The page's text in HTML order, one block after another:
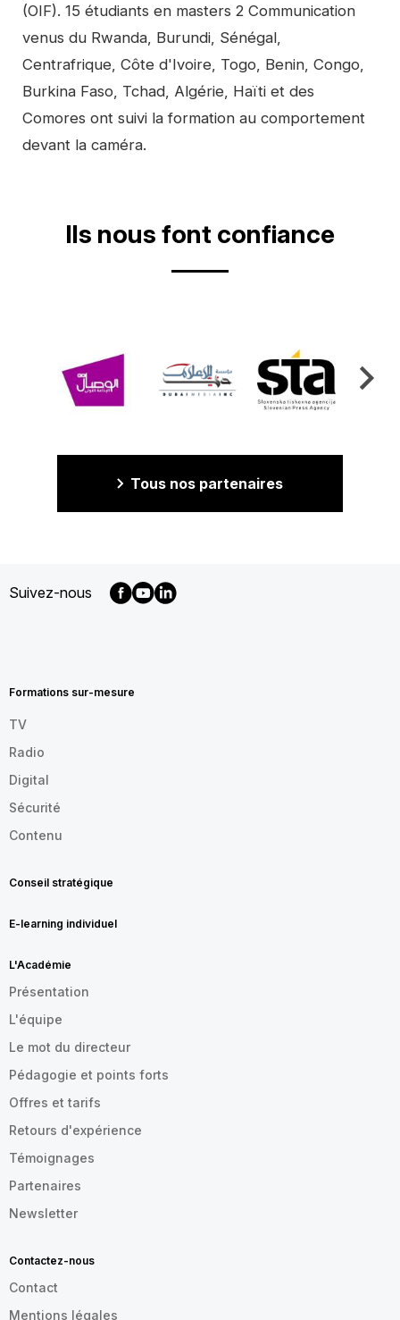
(OIF). 15 étudiants en masters 2 Communication
venus du Rwanda, Burundi, Sénégal,
Centrafrique, Côte d'Ivoire, Togo, Benin, Congo,
Burkina Faso, Tchad, Algérie, Haïti et des
Comores ont suivi la formation au comportement
devant la caméra.
Ils nous font confiance
Tous nos partenaires
Suivez-nous
FR
Formations sur-mesure
TV
Radio
Digital
Sécurité
Contenu
Conseil stratégique
E-learning individuel
L'Académie
Présentation
L'équipe
Le mot du directeur
Pédagogie et points forts
Offres et tarifs
Retours d'expérience
Témoignages
Partenaires
Newsletter
Contactez-nous
Contact
Mentions légales